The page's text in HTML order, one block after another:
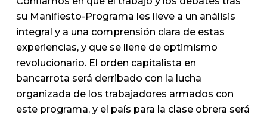
su Manifiesto-Programa les lleve a un análisis
integral y a una comprensión clara de estas
experiencias, y que se llene de optimismo
revolucionario. El orden capitalista en
bancarrota será derribado con la lucha
organizada de los trabajadores armados con
este programa, y el país para la clase obrera será